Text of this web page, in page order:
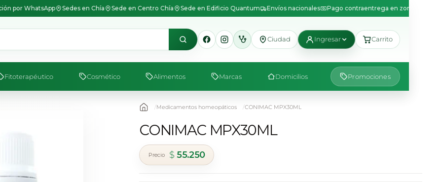
por WhatsApp Sedes en Chía Sede en Centro Chía Sede en Edificio Quantum Envíos nacionales Pago contraentrega en zonas
Ciudad Ingresar Carrito
Fitoterapéutico Cosmético Alimentos Marcas Domicilios Promociones
Medicamentos homeopáticos CONIMAC MPX30ML
CONIMAC MPX30ML
$ 55.250